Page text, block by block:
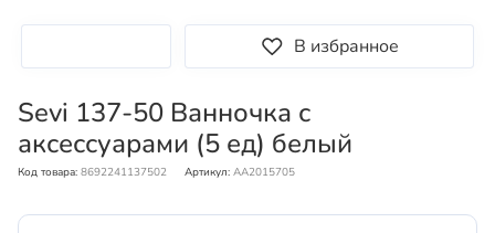
В избранное
Sevi 137-50 Ванночка с
аксессуарами (5 ед) белый
Код товара: 8692241137502 Артикул: AA2015705